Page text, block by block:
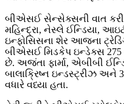
બીએસઈ સેન્સેક્સની વાત
મહિન્દ્રા, નેસ્લે ઈન્ડિયા,
ઇન્ફોસિસના શેર આજના
બીએસઈ મિડકેપ ઇન્ડેક્સ 275
છે. અજંતા ફાર્મા, એબીબી
બાલાક્રિષ્ન ઇન્ડસ્ટ્રીઝ
વધારે વધ્યા હતા.